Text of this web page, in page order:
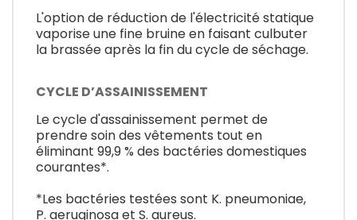
L'option de réduction de l'électricité statique
vaporise une fine bruine en faisant culbuter
la brassée après la fin du cycle de séchage.
CYCLE D’ASSAINISSEMENT
Le cycle d'assainissement permet de
prendre soin des vêtements tout en
éliminant 99,9 % des bactéries domestiques
courantes*.
*Les bactéries testées sont K. pneumoniae,
P. aeruginosa et S. aureus.